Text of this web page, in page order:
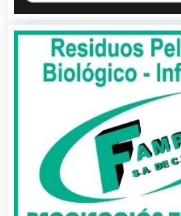
Artículos Personales
Artículos Publicitarios
Aseguradoras
Asesores Técnicos